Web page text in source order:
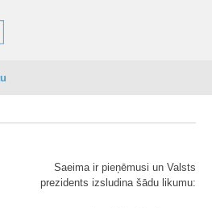
Saeima ir pieņēmusi un Valsts
prezidents izsludina šādu likumu: